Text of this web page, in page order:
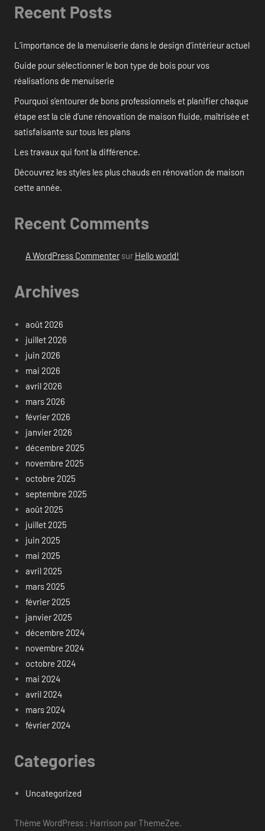
Recent Posts
L’importance de la menuiserie dans le design d’intérieur actuel
Guide pour sélectionner le bon type de bois pour vos
réalisations de menuiserie
Pourquoi s’entourer de bons professionnels et planifier chaque
étape est la clé d’une rénovation de maison fluide, maîtrisée et
satisfaisante sur tous les plans
Les travaux qui font la différence.
Découvrez les styles les plus chauds en rénovation de maison
cette année.
Recent Comments
A WordPress Commentersur Hello world!
Archives
août 2026
juillet 2026
juin 2026
mai 2026
avril 2026
mars 2026
février 2026
janvier 2026
décembre 2025
novembre 2025
octobre 2025
septembre 2025
août 2025
juillet 2025
juin 2025
mai 2025
avril 2025
mars 2025
février 2025
janvier 2025
décembre 2024
novembre 2024
octobre 2024
mai 2024
avril 2024
mars 2024
février 2024
Categories
Uncategorized
Thème WordPress : Harrison par ThemeZee.